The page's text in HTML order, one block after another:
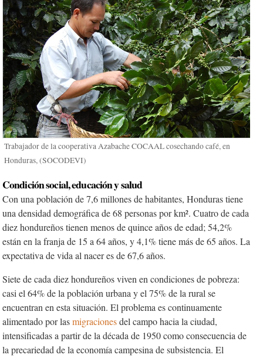
Trabajador de la cooperativa Azabache COCAAL cosechando café, en
Honduras, (SOCODEVI)
Condición social, educación y salud
Con una población de 7,6 millones de habitantes, Honduras tiene
una densidad demográfica de 68 personas por km². Cuatro de cada
diez hondureños tienen menos de quince años de edad; 54,2%
están en la franja de 15 a 64 años, y 4,1% tiene más de 65 años. La
expectativa de vida al nacer es de 67,6 años.
Siete de cada diez hondureños viven en condiciones de pobreza:
casi el 64% de la población urbana y el 75% de la rural se
encuentran en esta situación. El problema es continuamente
alimentado por lasmigracionesdel campo hacia la ciudad,
intensificadas a partir de la década de 1950 como consecuencia de
la precariedad de la economía campesina de subsistencia. El